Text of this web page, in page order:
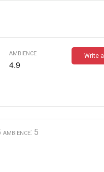
ambience
4.9
Write
5